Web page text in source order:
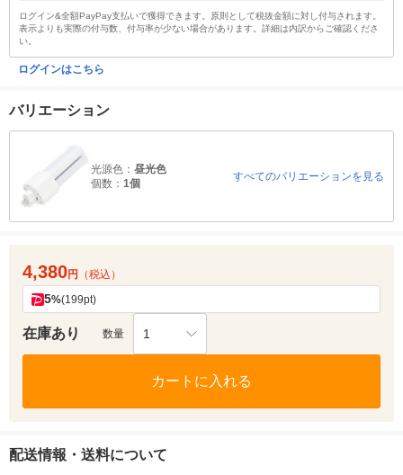
ログイン&全額PayPay支払いで獲得できます。原則として税抜金額に対し付与されます。
表示よりも実際の付与数、付与率が少ない場合があります。詳細は内訳からご確認くださ
い。
ログインはこちら
バリエーション
光源色： 昼光色
個数： 1個
すべてのバリエーションを見る
4,380円 （税込）
5%(199pt)
在庫あり 数量 1
カートに入れる
配送情報・送料について